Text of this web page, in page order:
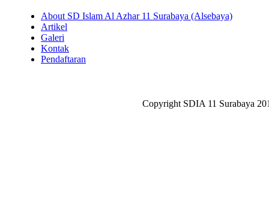
About SD Islam Al Azhar 11 Surabaya (Alsebaya)
Artikel
Galeri
Kontak
Pendaftaran
Copyright SDIA 11 Surabaya